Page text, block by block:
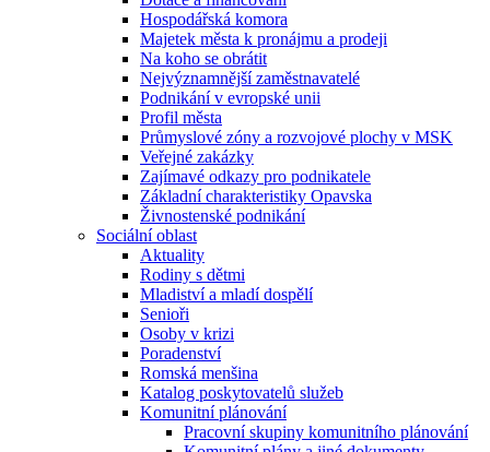
Hospodářská komora
Majetek města k pronájmu a prodeji
Na koho se obrátit
Nejvýznamnější zaměstnavatelé
Podnikání v evropské unii
Profil města
Průmyslové zóny a rozvojové plochy v MSK
Veřejné zakázky
Zajímavé odkazy pro podnikatele
Základní charakteristiky Opavska
Živnostenské podnikání
Sociální oblast
Aktuality
Rodiny s dětmi
Mladiství a mladí dospělí
Senioři
Osoby v krizi
Poradenství
Romská menšina
Katalog poskytovatelů služeb
Komunitní plánování
Pracovní skupiny komunitního plánování